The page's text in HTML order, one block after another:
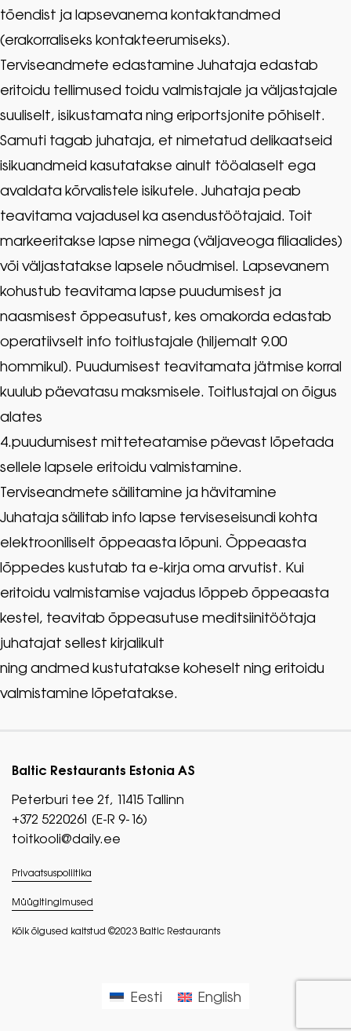
tõendist ja lapsevanema kontaktandmed
(erakorraliseks kontakteerumiseks).
Terviseandmete edastamine Juhataja edastab
eritoidu tellimused toidu valmistajale ja väljastajale
suuliselt, isikustamata ning eriportsjonite põhiselt.
Samuti tagab juhataja, et nimetatud delikaatseid
isikuandmeid kasutatakse ainult tööalaselt ega
avaldata kõrvalistele isikutele. Juhataja peab
teavitama vajadusel ka asendustöötajaid. Toit
markeeritakse lapse nimega (väljaveoga filiaalides)
või väljastatakse lapsele nõudmisel. Lapsevanem
kohustub teavitama lapse puudumisest ja
naasmisest õppeasutust, kes omakorda edastab
operatiivselt info toitlustajale (hiljemalt 9.00
hommikul). Puudumisest teavitamata jätmise korral
kuulub päevatasu maksmisele. Toitlustajal on õigus
alates
4.puudumisest mitteteatamise päevast lõpetada
sellele lapsele eritoidu valmistamine.
Terviseandmete säilitamine ja hävitamine
Juhataja säilitab info lapse terviseseisundi kohta
elektrooniliselt õppeaasta lõpuni. Õppeaasta
lõppedes kustutab ta e-kirja oma arvutist. Kui
eritoidu valmistamise vajadus lõppeb õppeaasta
kestel, teavitab õppeasutuse meditsiinitöötaja
juhatajat sellest kirjalikult
ning andmed kustutatakse koheselt ning eritoidu
valmistamine lõpetatakse.
Baltic Restaurants Estonia AS
Peterburi tee 2f, 11415 Tallinn
+372 5220261 (E-R 9-16)
toitkooli@daily.ee
Privaatsuspoliitika
Müügitingimused
Kõik õigused kaitstud ©2023 Baltic Restaurants
Eesti English